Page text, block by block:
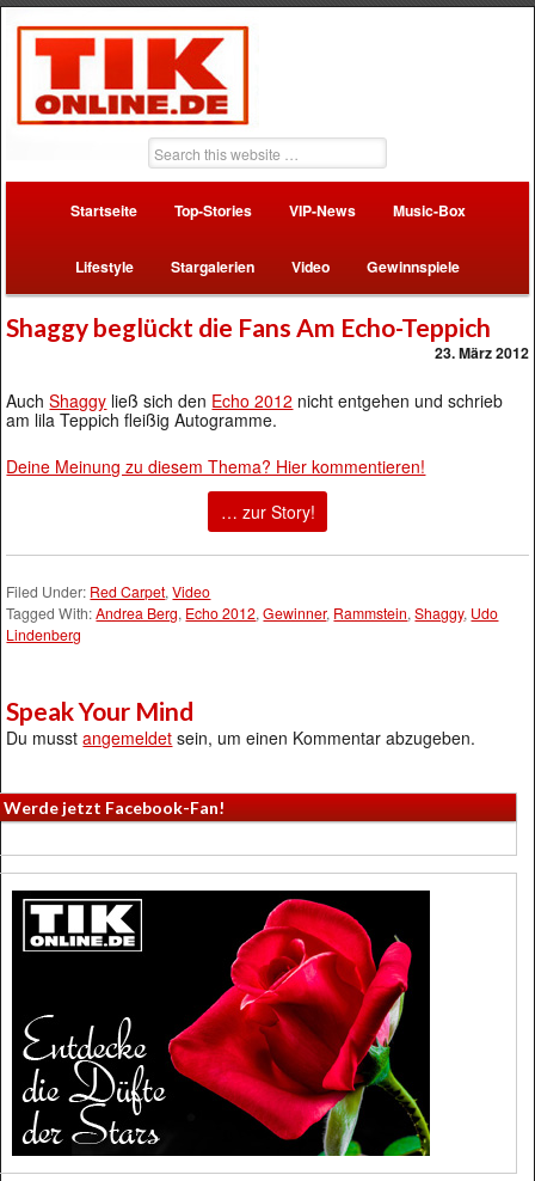
Startseite Top-Stories VIP-News Music-Box
Lifestyle Stargalerien Video Gewinnspiele
Shaggy beglückt die Fans Am Echo-Teppich
23. März 2012
AuchShaggy ließ sich den Echo 2012 nicht entgehen und schrieb
am lila Teppich fleißig Autogramme.
Deine Meinung zu diesem Thema? Hier kommentieren!
… zur Story!
Filed Under: Red Carpet,Video
Tagged With:Andrea Berg, Echo 2012,Gewinner, Rammstein,Shaggy, Udo
Lindenberg
Speak Your Mind
Du musstangemeldet sein, um einen Kommentar abzugeben.
Werde jetzt Facebook-Fan!